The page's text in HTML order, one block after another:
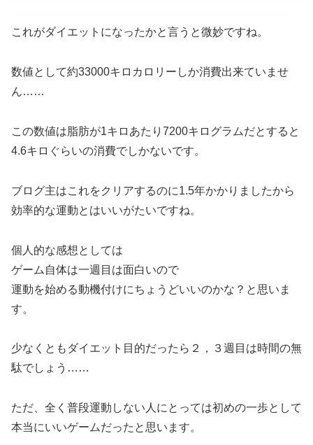
これがダイエットになったかと言うと微妙ですね。
数値として約33000キロカロリーしか消費出来ていませ
ん……
この数値は脂肪が1キロあたり7200キログラムだとすると
4.6キロぐらいの消費でしかないです。
ブログ主はこれをクリアするのに1.5年かかりましたから
効率的な運動とはいいがたいですね。
個人的な感想としては
ゲーム自体は一週目は面白いので
運動を始める動機付けにちょうどいいのかな？と思いま
す。
少なくともダイエット目的だったら２，３週目は時間の無
駄でしょう……
ただ、全く普段運動しない人にとっては初めの一歩として
本当にいいゲームだったと思います。